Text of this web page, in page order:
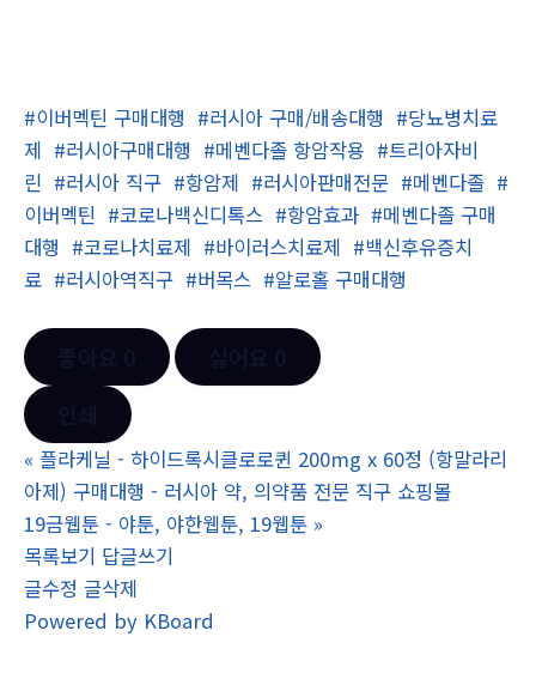
#이버멕틴 구매대행 #러시아 구매/배송대행 #당뇨병치료
제 #러시아구매대행 #메벤다졸 항암작용 #트리아자비
린 #러시아 직구 #항암제 #러시아판매전문 #메벤다졸 #
이버멕틴 #코로나백신디톡스 #항암효과 #메벤다졸 구매
대행 #코로나치료제 #바이러스치료제 #백신후유증치
료 #러시아역직구 #버목스 #알로홀 구매대행
« 플라케닐 - 하이드록시클로로퀸 200mg x 60정 (항말라리
아제) 구매대행 - 러시아 약, 의약품 전문 직구 쇼핑몰
19금웹툰 - 야툰, 야한웹툰, 19웹툰 »
목록보기 답글쓰기
글수정 글삭제
Powered by KBoard